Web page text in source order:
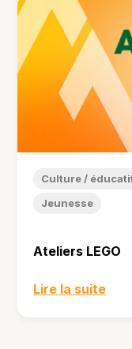
Culture /
Jeunesse
Ateliers LEGO
Lire la suite